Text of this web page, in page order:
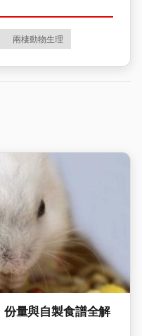
兩棲動物生理
量與自製食譜全解